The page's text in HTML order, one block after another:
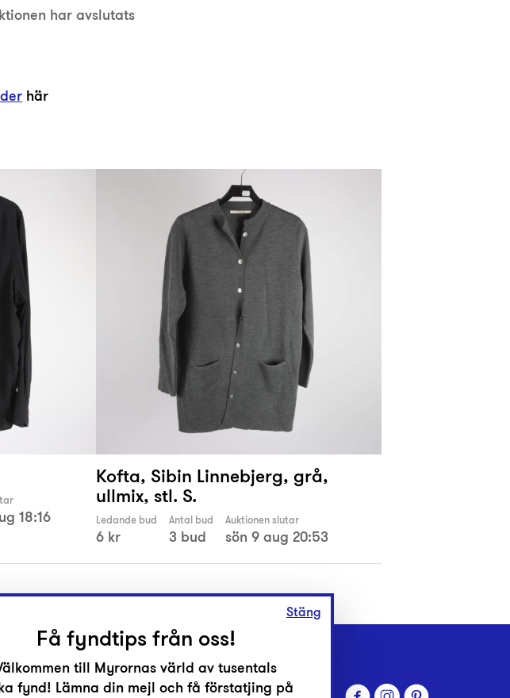
har avslutats
här
18:16
Kofta, Sibin Linnebjerg, grå,
ullmix, stl. S.
Ledande bud
6 kr
Antal bud
3 bud
Auktionen slutar
sön 9 aug 20:53
Stäng
Få fyndtips från oss!
till Myrornas värld av tusentals
fynd! Lämna din mejl och få förstatjing på